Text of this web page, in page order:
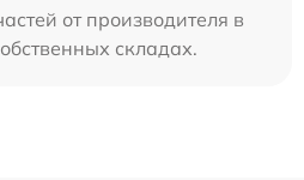
от производителя в
складах.